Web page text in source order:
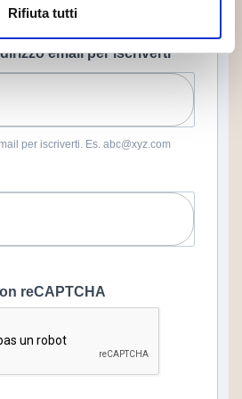
Rifiuta tutti
email per iscriverti
per iscriverti. Es. abc@xyz.com
reCAPTCHA